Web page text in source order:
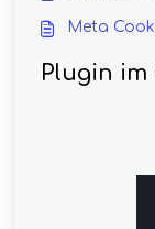
Meta
Plugin im